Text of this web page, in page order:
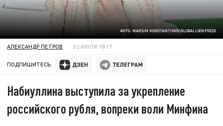
ФОТО: MAKSIM KONSTANTINOV/GLOBALLOOKPRESS
АЛЕКСАНДР ПЕТРОВ 02 ИЮЛЯ 18:17
ПОДПИШИТЕСЬ:
Набиуллина выступила за укрепление
российского рубля, вопреки воли Минфина